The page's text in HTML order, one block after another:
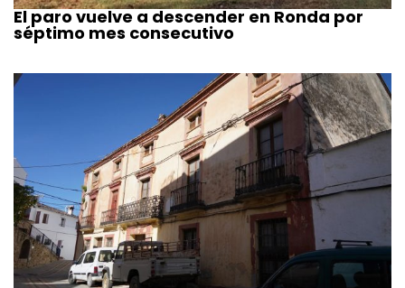
El paro vuelve a descender en Ronda por
séptimo mes consecutivo